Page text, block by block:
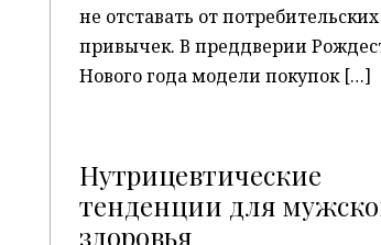
не отставать от потребительских
привычек. В преддверии
Нового года модели покупок […]
Нутрицевтические
тенденции для
здоровья